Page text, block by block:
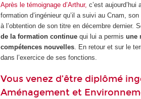
Après le témoignage d’Arthur, c’est
formation d’ingénieur qu’il a suivi au Cnam,
à l’obtention de son titre en décembre dernier.
de la formation continuequi lui a permisune
compétences nouvelles . En retour et sur le
dans l’exercice de ses fonctions.
Vous venez d’être diplômé
Aménagement et